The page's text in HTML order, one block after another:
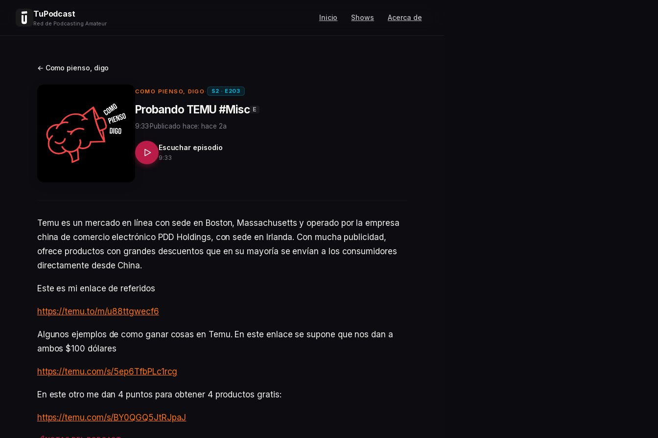
TuPodcast
Red de Podcasting Amateur
Inicio Shows Acerca de
← Como pienso, digo
COMO PIENSO, DIGO · S2 · E203
Probando TEMU #Misc E
9:33·Publicado hace: hace 2a
Escuchar episodio
9:33
Temu es un mercado en línea con sede en Boston, Massachusetts y operado por la empresa
china de comercio electrónico PDD Holdings, con sede en Irlanda. Con mucha publicidad,
ofrece productos con grandes descuentos que en su mayoría se envían a los consumidores
directamente desde China.
Este es mi enlace de referidos
https://temu.to/m/u88ttgwecf6
Algunos ejemplos de como ganar cosas en Temu. En este enlace se supone que nos dan a
ambos $100 dólares
https://temu.com/s/5ep6TfbPLc1rcg
En este otro me dan 4 puntos para obtener 4 productos gratis:
https://temu.com/s/BY0QGQ5JtRJpaJ